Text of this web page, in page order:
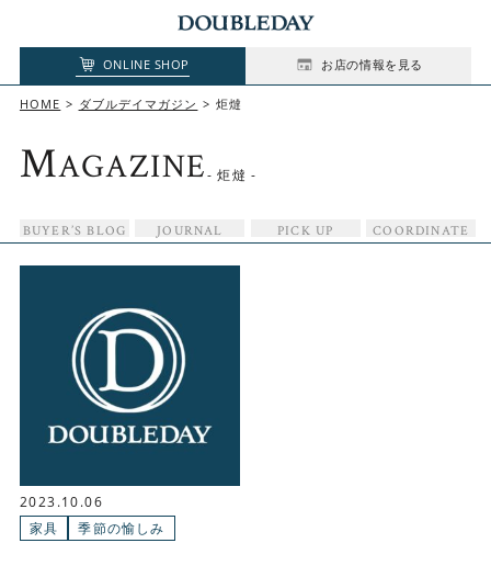
ONLINE SHOP お店の情報を見る
HOME ダブルデイマガジン 炬燵
MAGAZINE- 炬燵 -
BUYER’S BLOG JOURNAL PICK UP COORDINATE
2023.10.06
家具
季節の愉しみ